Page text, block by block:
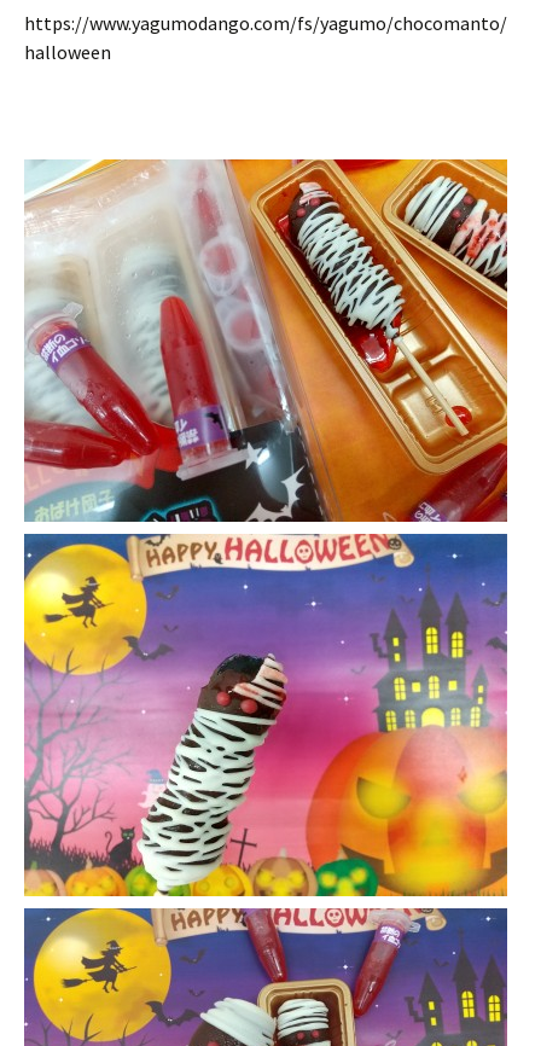
https://www.yagumodango.com/fs/yagumo/chocomanto/
halloween